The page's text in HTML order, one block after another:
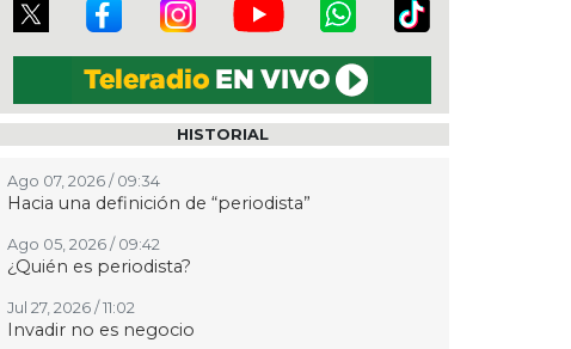
HISTORIAL
Ago 07, 2026 / 09:34
Hacia una definición de “periodista”
Ago 05, 2026 / 09:42
¿Quién es periodista?
Jul 27, 2026 / 11:02
Invadir no es negocio